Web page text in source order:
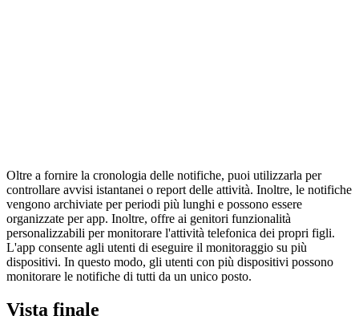
Oltre a fornire la cronologia delle notifiche, puoi utilizzarla per
controllare avvisi istantanei o report delle attività. Inoltre, le notifiche
vengono archiviate per periodi più lunghi e possono essere
organizzate per app. Inoltre, offre ai genitori funzionalità
personalizzabili per monitorare l'attività telefonica dei propri figli.
L'app consente agli utenti di eseguire il monitoraggio su più
dispositivi. In questo modo, gli utenti con più dispositivi possono
monitorare le notifiche di tutti da un unico posto.
Vista finale